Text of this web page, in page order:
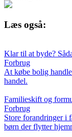
Læs også:
Klar til at byde?
Forbrug
At købe bolig
handel.
Familieskift og
Forbrug
Store forandringer i
børn der flytter